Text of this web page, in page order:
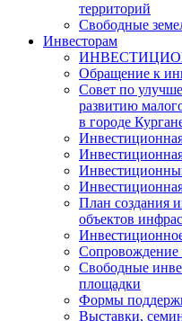
территорий
Свободные
Инвесторам
Обращение к
Совет по
развитию
в городе
План создания
объектов
Сопровождение
Свободные
площадки
Формы
Выставки,